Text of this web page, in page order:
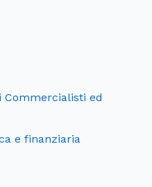
Commercialisti ed
e finanziaria